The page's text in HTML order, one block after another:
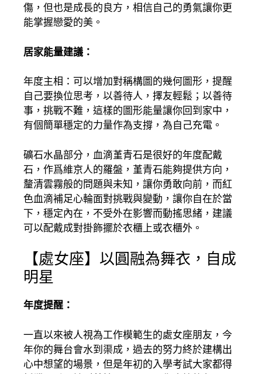
傷，但也是成長的良方，相信自己的勇氣讓你更
能掌握戀愛的美。
居家能量建議：
年度主相：可以增加對稱構圖的幾何圖形，提醒
自己要換位思考，以善待人，擇友輕鬆；以善待
事，挑戰不難，這樣的圖形能量讓你回到家中，
有個簡單穩定的力量作為支撐，為自己充電。
礦石水晶部分，血滴堇青石是很好的年度配戴
石，作爲維京人的羅盤，堇青石能夠提供方向，
釐清雲霧般的問題與未知，讓你勇敢向前，而紅
色血滴補足心輪面對挑戰與變動，讓你自在於當
下，穩定內在，不受外在影響而動搖思緒，建議
可以配戴成對掛飾擺於衣櫃上或衣櫃外。
【處女座】以圓融為舞衣，自成
明星
年度提醒：
一直以來被人視為工作模範生的處女座朋友，今
年你的舞台會水到渠成，過去的努力終於建構出
心中想望的場景，但是年初的入學考試大家都得